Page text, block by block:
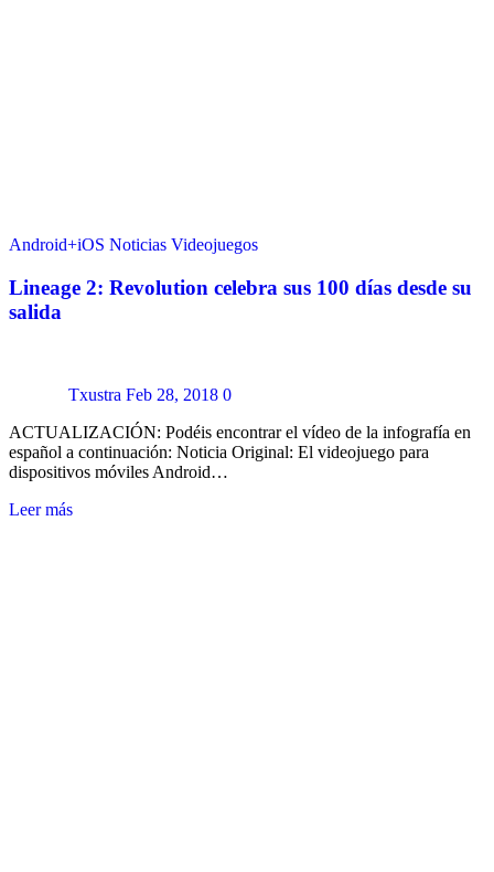
Android+iOS Noticias Videojuegos
Lineage 2: Revolution celebra sus 100 días desde su
salida
Txustra Feb 28, 2018 0
ACTUALIZACIÓN: Podéis encontrar el vídeo de la infografía en
español a continuación: Noticia Original: El videojuego para
dispositivos móviles Android…
Leer más